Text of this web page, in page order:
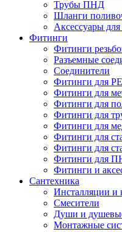
Трубы ПНД
Шланги
Аксессуары для
Фитинги
Фитинги
Разъемные
Соединители
Фитинги для
Фитинги для
Фитинги для
Фитинги для
Фитинги для
Фитинги для
Фитинги для
Фитинги для
Фитинги и
Сантехника
Инсталляции и
Смесители
Души и
Монтажные